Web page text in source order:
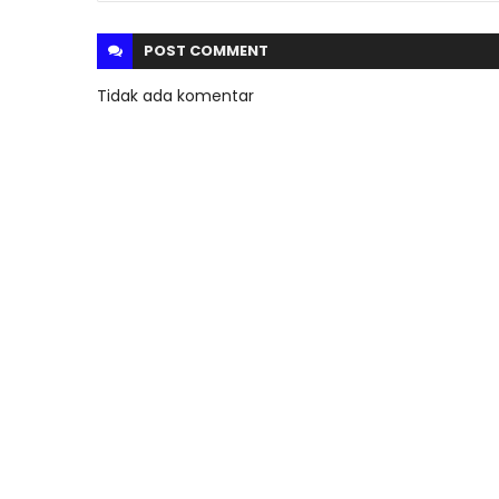
POST COMMENT
Tidak ada komentar